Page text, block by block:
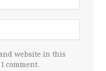
website in this
comment.